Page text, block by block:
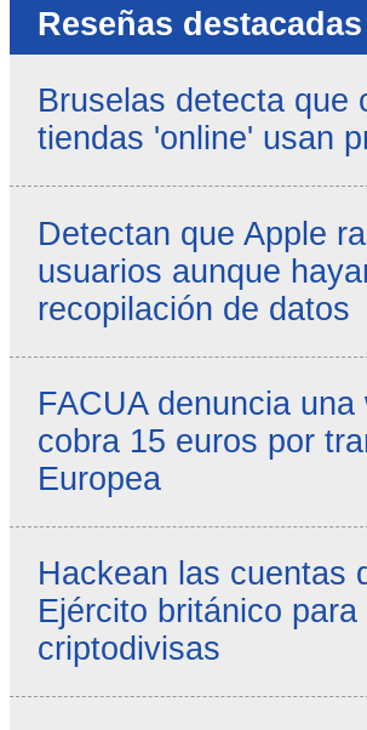
Reseñas destacadas
Bruselas detecta que
tiendas 'online' usan
Detectan que Apple
usuarios aunque
recopilación de datos
FACUA denuncia
cobra 15 euros por
Europea
Hackean las cuentas
Ejército británico
criptodivisas